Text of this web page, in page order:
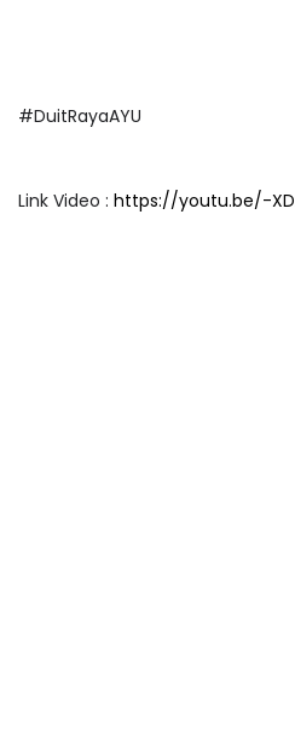
#DuitRayaAYU
Link Video : https://youtu.be/-